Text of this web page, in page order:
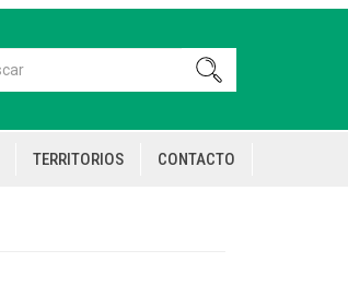
Buscar
TERRITORIOS CONTACTO